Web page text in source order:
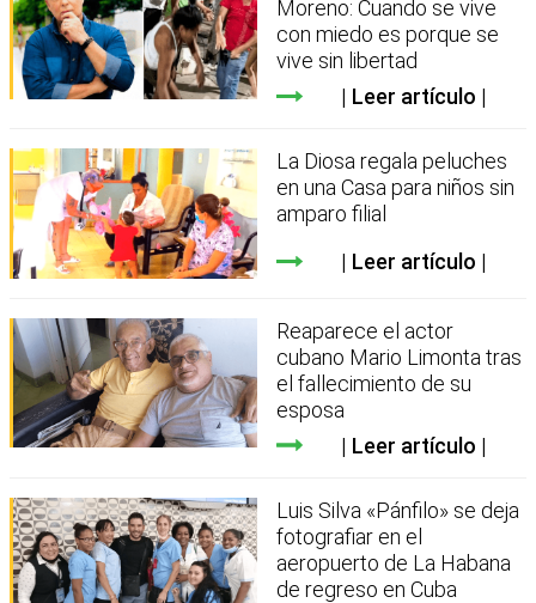
Moreno: Cuando se vive
con miedo es porque se
vive sin libertad
Leer artículo
La Diosa regala peluches
en una Casa para niños sin
amparo filial
Leer artículo
Reaparece el actor
cubano Mario Limonta tras
el fallecimiento de su
esposa
Leer artículo
Luis Silva «Pánfilo» se deja
fotografiar en el
aeropuerto de La Habana
de regreso en Cuba